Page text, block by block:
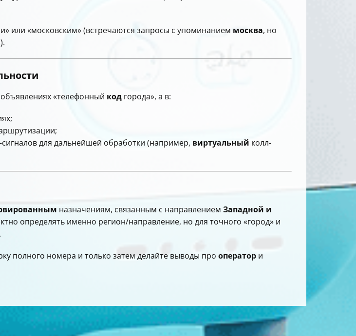
или «московским» (встречаются запросы с упоминанием москва, но
«телефонный код города», а в:
-сигналов для дальнейшей обработки (например, виртуальный колл-
назначениям, связанным с направлением Западной и
определять именно регион/направление, но для точного «город» и
полного номера и только затем делайте выводы про оператор и